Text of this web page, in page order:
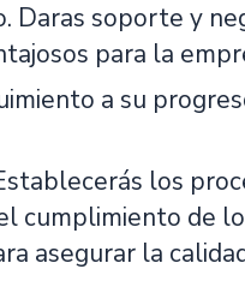
Daras soporte y
para la
a su
los
cumplimiento de
asegurar la